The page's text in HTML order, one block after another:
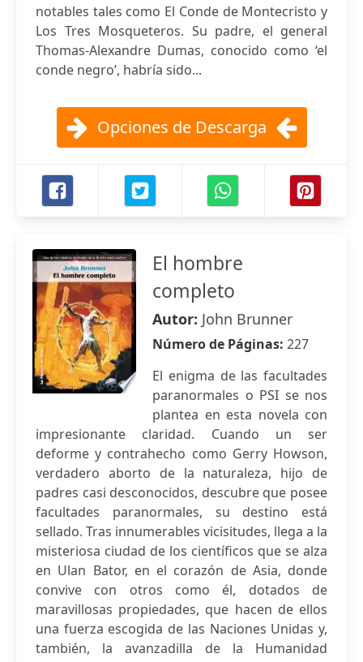
notables tales como El Conde de Montecristo y
Los Tres Mosqueteros. Su padre, el general
Thomas-Alexandre Dumas, conocido como ‘el
conde negro’, habría sido...
Opciones de Descarga
El hombre
completo
Autor: John Brunner
Número de Páginas: 227
El enigma de las facultades
paranormales o PSI se nos
plantea en esta novela con
impresionante claridad. Cuando un ser
deforme y contrahecho como Gerry Howson,
verdadero aborto de la naturaleza, hijo de
padres casi desconocidos, descubre que posee
facultades paranormales, su destino está
sellado. Tras innumerables vicisitudes, llega a la
misteriosa ciudad de los científicos que se alza
en Ulan Bator, en el corazón de Asia, donde
convive con otros como él, dotados de
maravillosas propiedades, que hacen de ellos
una fuerza escogida de las Naciones Unidas y,
también, la avanzadilla de la Humanidad